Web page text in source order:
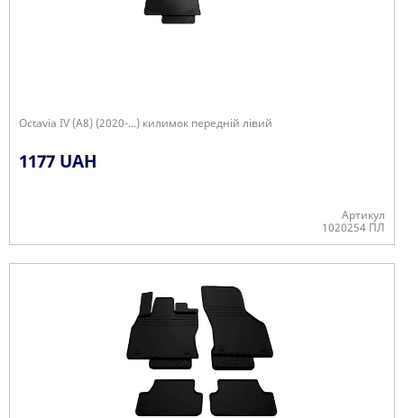
Octavia IV (A8) (2020-...) килимок передній лівий
1177 UAH
Артикул
1020254 ПЛ